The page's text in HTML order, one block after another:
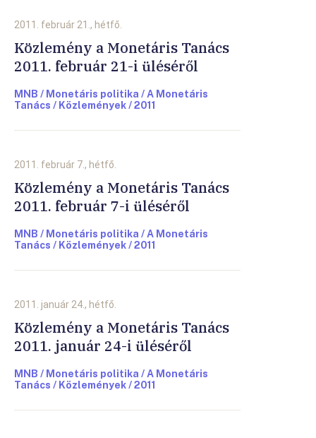
2011. február 21., hétfő.
Közlemény a Monetáris Tanács
2011. február 21-i üléséről
MNB / Monetáris politika / A Monetáris
Tanács / Közlemények / 2011
2011. február 7., hétfő.
Közlemény a Monetáris Tanács
2011. február 7-i üléséről
MNB / Monetáris politika / A Monetáris
Tanács / Közlemények / 2011
2011. január 24., hétfő.
Közlemény a Monetáris Tanács
2011. január 24-i üléséről
MNB / Monetáris politika / A Monetáris
Tanács / Közlemények / 2011